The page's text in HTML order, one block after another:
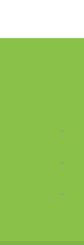


